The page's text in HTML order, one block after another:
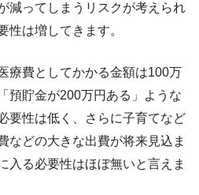
減ってしまうリスクが考えられ
性は増してきます。
療費としてかかる金額は100万
預貯金が200万円ある」ような
要性は低く、さらに子育てなど
などの大きな出費が将来見込ま
入る必要性はほぼ無いと言えま